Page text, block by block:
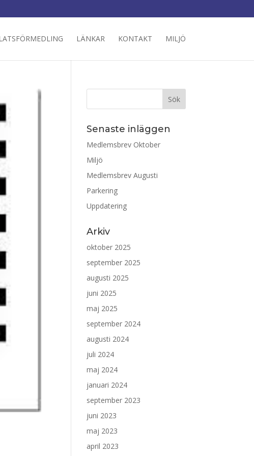
LÄNKAR KONTAKT MILJÖ
Senaste inläggen
Medlemsbrev Oktober
Miljö
Medlemsbrev Augusti
Parkering
Uppdatering
Arkiv
oktober 2025
september 2025
augusti 2025
juni 2025
maj 2025
september 2024
augusti 2024
juli 2024
maj 2024
januari 2024
september 2023
juni 2023
maj 2023
april 2023